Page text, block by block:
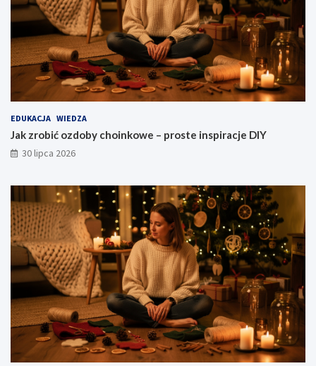
EDUKACJA WIEDZA
Jak zrobić ozdoby choinkowe – proste inspiracje DIY
30 lipca 2026